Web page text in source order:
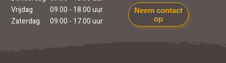
Vrijdag
09.00 - 18.00 uur
Zaterdag
09.00 - 17.00 uur
Neem contact
op